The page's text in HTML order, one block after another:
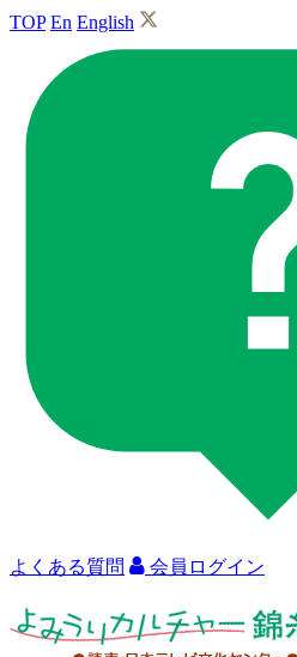
TOP En English
よくある質問 会員ログイン